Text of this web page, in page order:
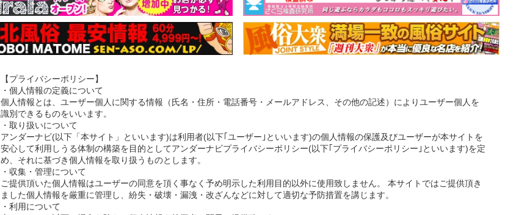
【プライバシーポリシー】
・個人情報の定義について
個人情報とは、ユーザー個人に関する情報（氏名・住所・電話番号・メールアドレス、その他の記述）によりユーザー個人を
識別できるものをいいます。
・取り扱いについて
アンダーナビ(以下「本サイト」といいます)は利用者(以下｢ユーザー｣といいます)の個人情報の保護及びユーザーが本サイトを
安心して利用しうる体制の構築を目的としてアンダーナビプライバシーポリシー(以下｢プライバシーポリシー｣といいます)を定
め、それに基づき個人情報を取り扱うものとします。
・収集・管理について
ご提供頂いた個人情報はユーザーの同意を頂く事なく予め明示した利用目的以外に使用致しません。 本サイトではご提供頂き
ました個人情報を厳重に管理し、紛失・破壊・漏洩・改ざんなどに対して適切な予防措置を講じます。
・利用について